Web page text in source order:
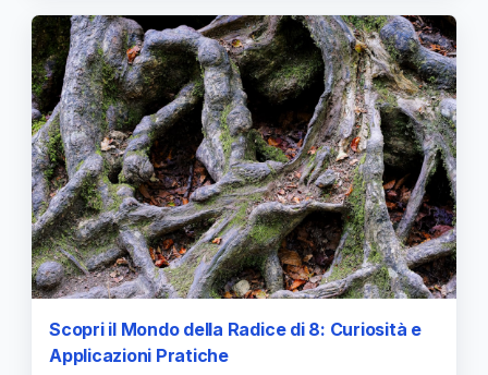
Scopri il Mondo della Radice di 8: Curiosità e
Applicazioni Pratiche